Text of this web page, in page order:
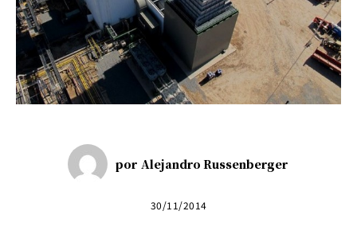
por Alejandro Russenberger
30/11/2014